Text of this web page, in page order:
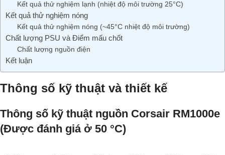
Kết quả thử nghiệm lạnh (nhiệt độ môi trường 25°C)
Kết quả thử nghiệm nóng
Kết quả thử nghiệm nóng (~45°C nhiệt độ môi trường)
Chất lượng PSU và Điểm mấu chốt
Chất lượng nguồn điện
Kết luận
Thông số kỹ thuật và thiết kế
Thông số kỹ thuật nguồn Corsair RM1000e
(Được đánh giá ở 50 °C)